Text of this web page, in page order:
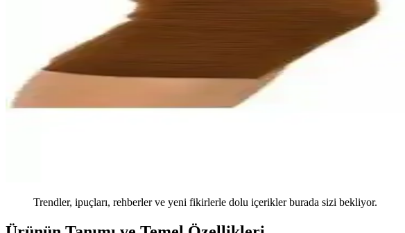
Trendler, ipuçları, rehberler ve yeni fikirlerle dolu içerikler burada sizi bekliyor.